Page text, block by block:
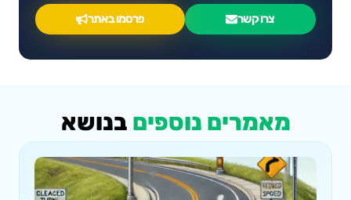
צרו קשר פרסמו באתר
מאמרים נוספים בנושא